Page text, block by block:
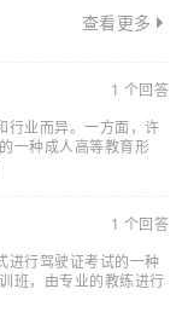
查看更多
1 个回答
行业而异。一方面，许
一种成人高等教育形
1 个回答
进行驾驶证考试的一种
班，由专业的教练进行